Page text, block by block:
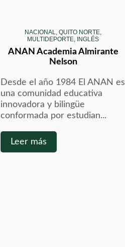
NACIONAL, QUITO NORTE,
MULTIDEPORTE, INGLÉS
ANAN Academia Almirante
Nelson
Desde el año 1984 El ANAN es
una comunidad educativa
innovadora y bilingüe
conformada por estudian...
Leer más